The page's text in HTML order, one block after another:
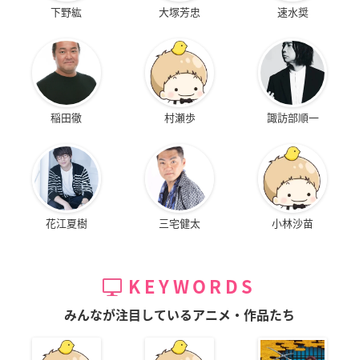
下野紘 大塚芳忠 速水奨
稲田徹 村瀬歩 諏訪部順一
花江夏樹 三宅健太 小林沙苗
KEYWORDS
みんなが注目しているアニメ・作品たち